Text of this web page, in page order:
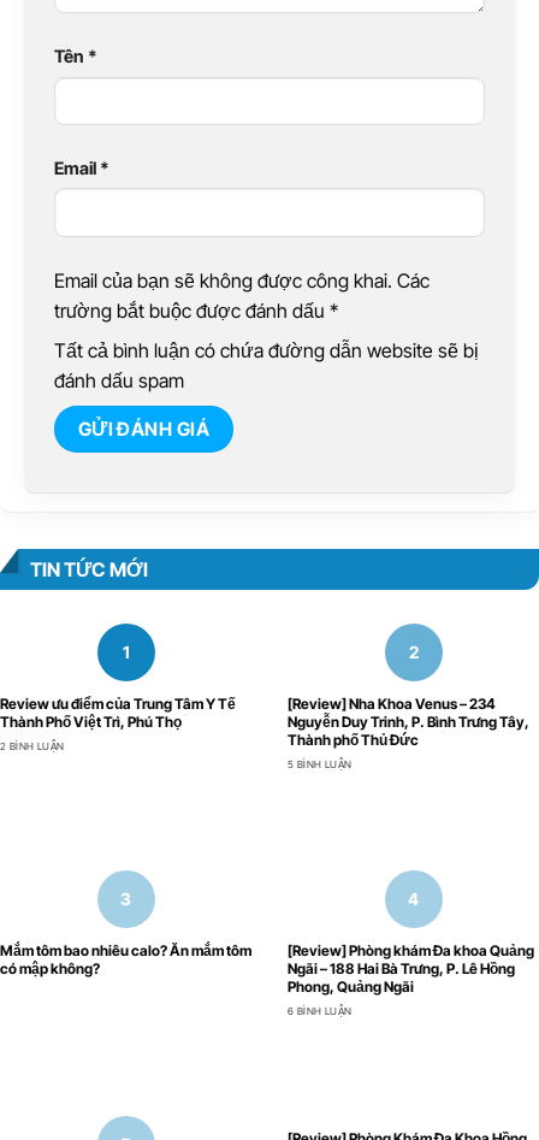
Tên *
Email *
Email của bạn sẽ không được công khai. Các
trường bắt buộc được đánh dấu *
Tất cả bình luận có chứa đường dẫn website sẽ bị
đánh dấu spam
TIN TỨC MỚI
Review ưu điểm của Trung Tâm Y Tế
Thành Phố Việt Trì, Phú Thọ
2 BÌNH LUẬN
[Review] Nha Khoa Venus – 234
Nguyễn Duy Trinh, P. Bình Trưng Tây,
Thành phố Thủ Đức
5 BÌNH LUẬN
Mắm tôm bao nhiêu calo? Ăn mắm tôm
có mập không?
[Review] Phòng khám Đa khoa Quảng
Ngãi – 188 Hai Bà Trưng, P. Lê Hồng
Phong, Quảng Ngãi
6 BÌNH LUẬN